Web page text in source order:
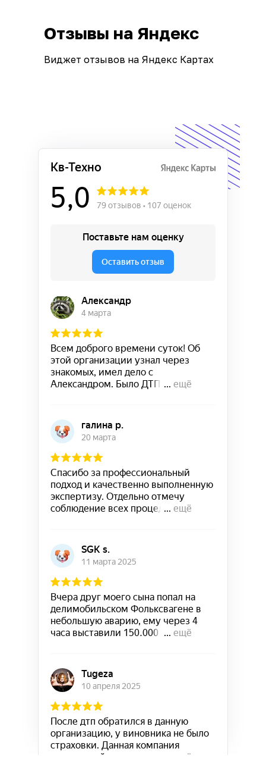
Виджет отзывов на Яндекс Картах
Отзывы на Яндекс